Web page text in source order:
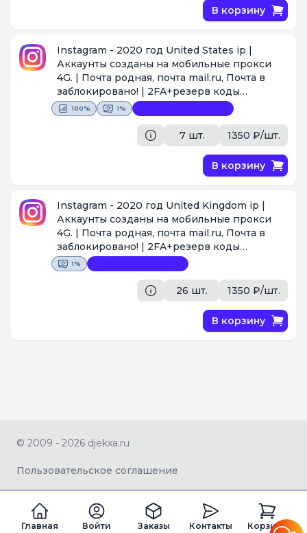
В корзину
Instagram - 2020 год United States ip |
Аккаунты созданы на мобильные прокси
4G. | Почта родная, почта mail.ru, Почта в
заблокировано! | 2FA+резерв коды
[Поставщик #128]
100% 1%
7 шт. 1350 ₽/шт.
В корзину
Instagram - 2020 год United Kingdom ip |
Аккаунты созданы на мобильные прокси
4G. | Почта родная, почта mail.ru, Почта в
заблокировано! | 2FA+резерв коды
[Поставщик #128]
1%
26 шт. 1350 ₽/шт.
В корзину
Главная Войти Заказы Контакты Корзина
© 2009 - 2026 djekxa.ru
Пользовательское соглашение